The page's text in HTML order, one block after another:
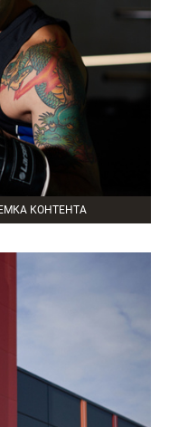
КОНТЕНТА